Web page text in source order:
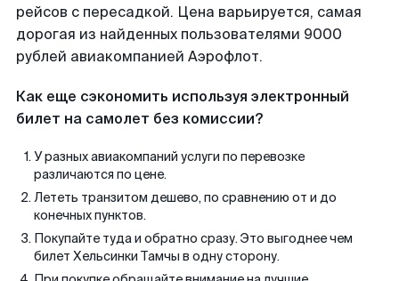
рейсов с пересадкой. Цена варьируется, самая
дорогая из найденных пользователями 9000
рублей авиакомпанией Аэрофлот.
Как еще сэкономить используя электронный
билет на самолет без комиссии?
У разных авиакомпаний услуги по перевозке
различаются по цене.
Лететь транзитом дешево, по сравнению от и до
конечных пунктов.
Покупайте туда и обратно сразу. Это выгоднее чем
билет Хельсинки Тамчы в одну сторону.